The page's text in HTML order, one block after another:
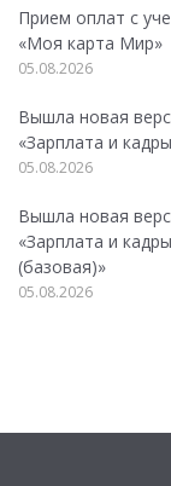
Прием оплат с
«Моя карта Мир»
05.08.2026
Вышла новая
«Зарплата и
05.08.2026
Вышла новая
«Зарплата и
(базовая)»
05.08.2026